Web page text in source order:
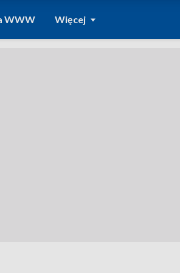
WWW Więcej